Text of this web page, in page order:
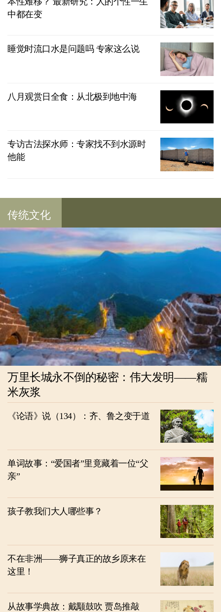
中都在变
睡觉时流口水是问题吗 专家这么说
八月观赏日全食：从北极到地中海
专访古法探水师：专家找不到水源时
他能
传统文化
万里长城永不倒的秘密：伟大发明——糯
米灰浆
《论语》说（134）：齐、鲁之变于道
单词故事：“爱国者”里竟藏着一位“父
亲”
孩子教我们大人哪些事？
不在非洲——狮子真正的故乡原来在
这里！
从故事学典故：戴颙鼓吹 贾岛推敲